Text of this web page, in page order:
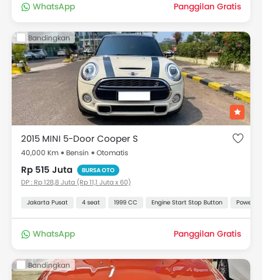
WhatsApp Panggilan Gratis
Bandingkan
2015 MINI 5-Door Cooper S
40,000 Km Bensin Otomatis
Rp 515 Juta BURSA OTO
DP : Rp 128,8 Juta (Rp 11,1 Juta x 60)
Jakarta Pusat 4 seat 1999 CC Engine Start Stop Button Power
WhatsApp Panggilan Gratis
Bandingkan